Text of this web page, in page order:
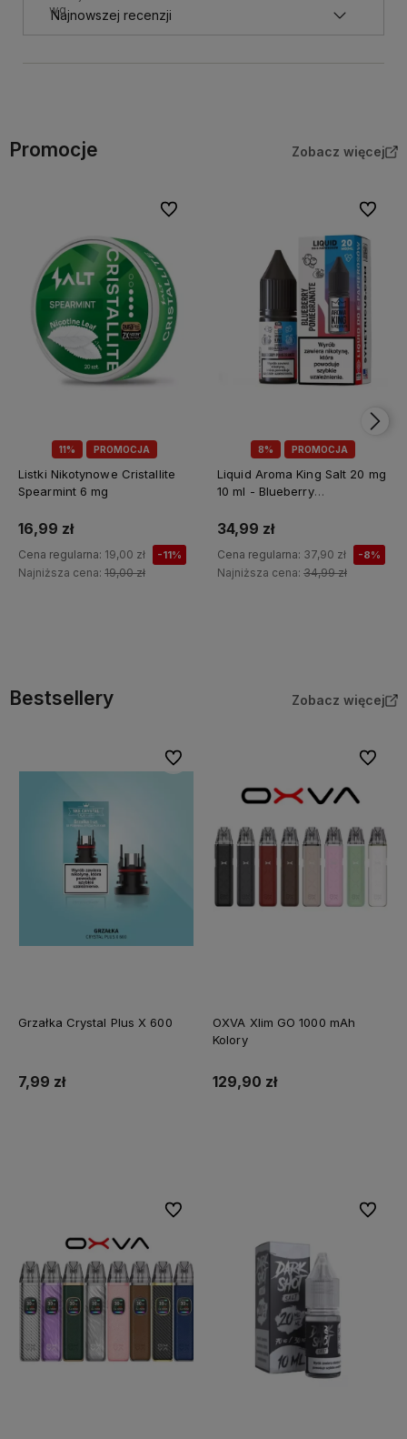
wg
Promocje Zobacz więcej
11% PROMOCJA
Listki Nikotynowe Cristallite
Spearmint 6 mg
16,99 zł
Cena regularna: 19,00 zł -11%
Najniższa cena: 19,00 zł
Do ulubionych
8% PROMOCJA
Liquid Aroma King Salt 20 mg
10 ml - Blueberry
34,99 zł
Cena regularna: 37,90 zł -8%
Najniższa cena: 34,99 zł
Do
Bestsellery Zobacz więcej
Grzałka Crystal Plus X 600
7,99 zł
Do ulubionych
OXVA Xlim GO 1000 mAh
Kolory
129,90 zł
Do
Do ulubionych Do